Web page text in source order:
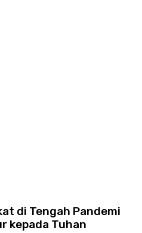
di Tengah Pandemi
kepada Tuhan